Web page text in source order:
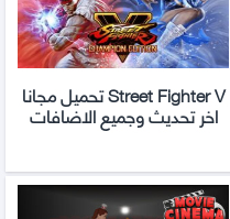
Street Fighter V تحميل مجانا
اخر تحديث وجميع الاضافات